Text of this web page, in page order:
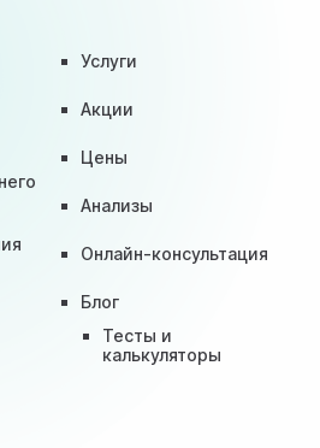
Услуги
Акции
Цены
Анализы
Онлайн-консультация
Блог
Тесты и
калькуляторы